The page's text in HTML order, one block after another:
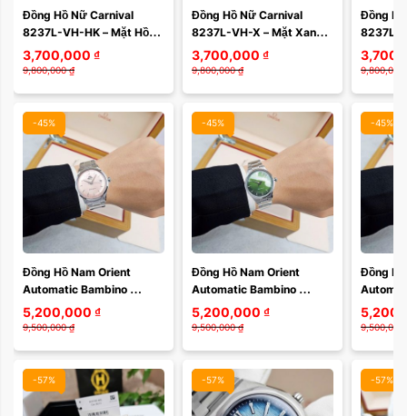
Đồng Hồ Nữ Carnival
8237L-VH-HK – Mặt Hồng
Khảm Sang Trọng, Máy
Quartz Thụy Sĩ, Dây Mesh
3,700,000 ₫
9,800,000 ₫
Đồng Hồ Nữ Carnival
8237L-VH-X – Mặt Xanh
Sang Trọng, Máy Quartz
Thụy Sĩ, Dây Mesh Cao
3,700,000 ₫
9,800,000 ₫
Đồng
8237L-
Thời
Thụy Sĩ,
9,800,000
-45%
Đồng Hồ Nam Orient
Automatic Bambino
Classic RA-AC0M11Y30B
– Mặt Hồng Cam Độc Đáo,
5,200,000 ₫
9,500,000 ₫
-45%
Đồng Hồ Nam Orient
Automatic Bambino
Classic RA-AC0M09E30B
– Mặt Xanh Lá Độc Đáo,
5,200,000 ₫
9,500,000 ₫
-45%
Đồng
Classic
– Mặt
9,500,000
-57% -57% -57%